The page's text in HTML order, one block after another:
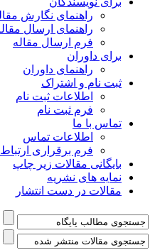
راهنمای نگارش مقاله
راهنمای ارسال مقاله
فرم ارسال مقاله
برای داوران
راهنمای داوران
ثبت نام و اشتراک
اطلاعات ثبت نام
فرم ثبت نام
تماس با ما
اطلاعات تماس
فرم برقراری ارتباط
بایگانی مقالات زیر چاپ
نمایه های نشریه
مقالات در دست انتشار